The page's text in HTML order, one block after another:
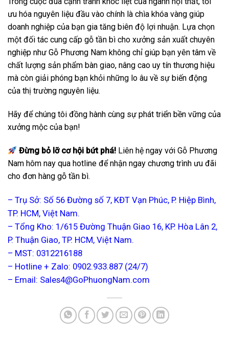
ưu hóa nguyên liệu đầu vào chính là chìa khóa vàng giúp
doanh nghiệp của bạn gia tăng biên độ lợi nhuận. Lựa chọn
một đối tác cung cấp gỗ tần bì cho xưởng sản xuất chuyên
nghiệp như Gỗ Phương Nam không chỉ giúp bạn yên tâm về
chất lượng sản phẩm bàn giao, nâng cao uy tín thương hiệu
mà còn giải phóng bạn khỏi những lo âu về sự biến động
của thị trường nguyên liệu.
Hãy để chúng tôi đồng hành cùng sự phát triển bền vững của
xưởng mộc của bạn!
Đừng bỏ lỡ cơ hội bứt phá! Liên hệ ngay với Gỗ Phương
Nam hôm nay qua hotline để nhận ngay chương trình ưu đãi
cho đơn hàng gỗ tần bì.
– Trụ Sở: Số 56 Đường số 7, KĐT Vạn Phúc, P. Hiệp Bình,
TP. HCM, Việt Nam.
– Tổng Kho: 1/615 Đường Thuận Giao 16, KP. Hòa Lân 2,
P. Thuận Giao, TP. HCM, Việt Nam.
– MST: 0312216188
– Hotline + Zalo: 0902.933.887 (24/7)
– Email: Sales4@GoPhuongNam.com